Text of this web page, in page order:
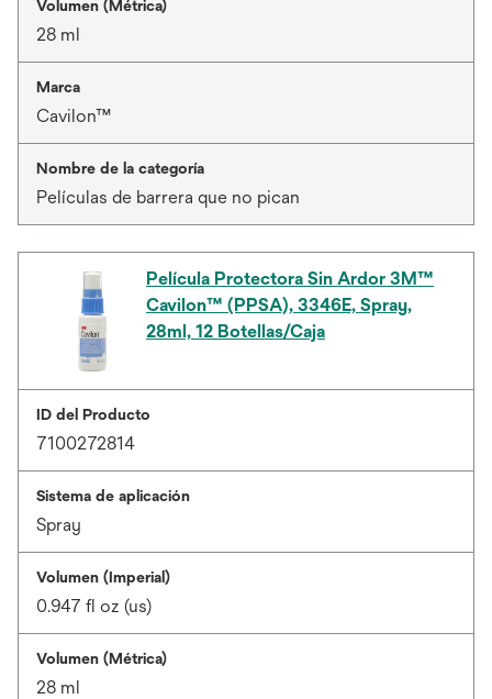
Volumen (Métrica)
28 ml
Marca
Cavilon™
Nombre de la categoría
Películas de barrera que no pican
Película Protectora Sin Ardor 3M™
Cavilon™ (PPSA), 3346E, Spray,
28ml, 12 Botellas/Caja
ID del Producto
7100272814
Sistema de aplicación
Spray
Volumen (Imperial)
0.947 fl oz (us)
Volumen (Métrica)
28 ml